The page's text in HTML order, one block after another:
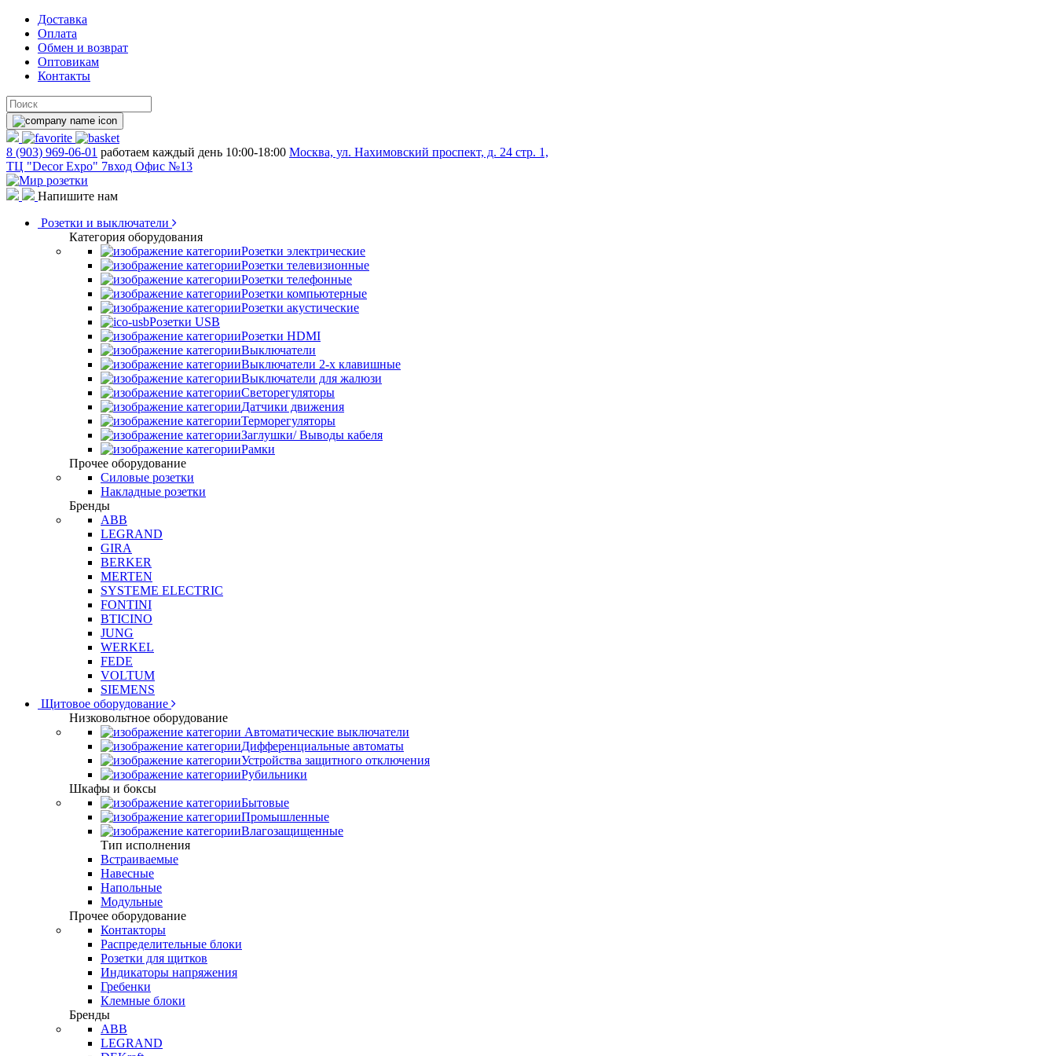
Доставка
Оплата
Обмен и возврат
Оптовикам
Контакты
8 (903) 969-06-01 работаем каждый день 10:00-18:00 Москва, ул. Нахимовский проспект, д. 24 стр. 1,
ТЦ "Decor Expo" 7вход Офис №13
Напишите нам
Розетки и выключатели
Категория оборудования
Розетки электрические
Розетки телевизионные
Розетки телефонные
Розетки компьютерные
Розетки акустические
Розетки USB
Розетки HDMI
Выключатели
Выключатели 2-х клавишные
Выключатели для жалюзи
Светорегуляторы
Датчики движения
Терморегуляторы
Заглушки/ Выводы кабеля
Рамки
Прочее оборудование
Силовые розетки
Накладные розетки
Бренды
ABB
LEGRAND
GIRA
BERKER
MERTEN
SYSTEME ELECTRIC
FONTINI
BTICINO
JUNG
WERKEL
FEDE
VOLTUM
SIEMENS
Щитовое оборудование
Низковольтное оборудование
Автоматические выключатели
Дифференциальные автоматы
Устройства защитного отключения
Рубильники
Шкафы и боксы
Бытовые
Промышленные
Влагозащищенные
Тип исполнения
Встраиваемые
Навесные
Напольные
Модульные
Прочее оборудование
Контакторы
Распределительные блоки
Розетки для щитков
Индикаторы напряжения
Гребенки
Клемные блоки
Бренды
ABB
LEGRAND